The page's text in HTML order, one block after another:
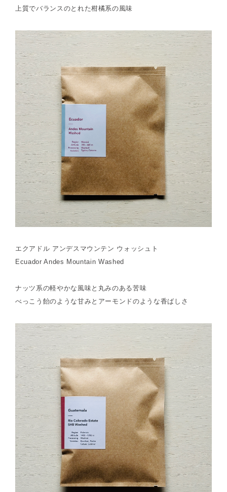
上質でバランスのとれた柑橘系の風味
エクアドル アンデスマウンテン ウォッシュト
Ecuador Andes Mountain Washed
ナッツ系の軽やかな風味と丸みのある苦味
べっこう飴のような甘みとアーモンドのような香ばしさ